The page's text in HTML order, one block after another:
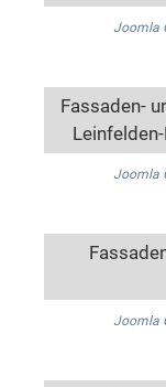
Joomla
Fassaden-
Joomla
Joomla